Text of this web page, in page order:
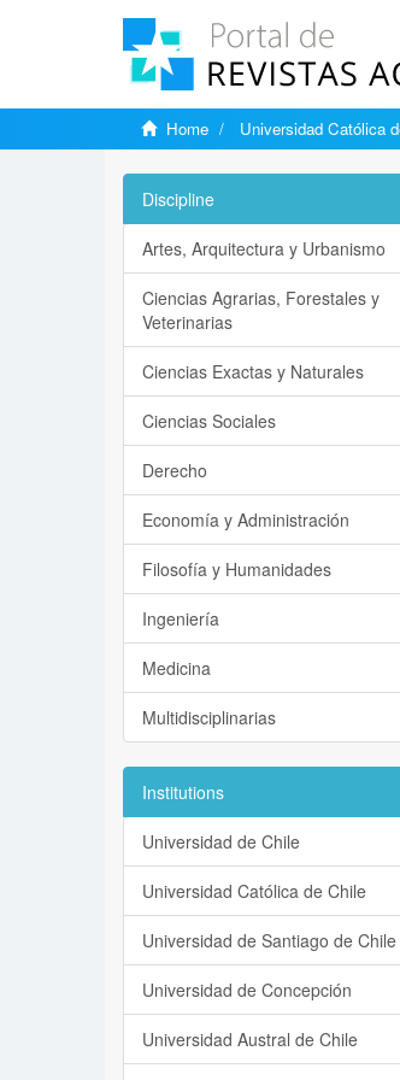
Home Universidad Católica
Discipline
Artes, Arquitectura y Urbanismo
Ciencias Agrarias, Forestales y
Veterinarias
Ciencias Exactas y Naturales
Ciencias Sociales
Derecho
Economía y Administración
Filosofía y Humanidades
Ingeniería
Medicina
Multidisciplinarias
Institutions
Universidad de Chile
Universidad Católica de Chile
Universidad de Santiago de Chile
Universidad de Concepción
Universidad Austral de Chile